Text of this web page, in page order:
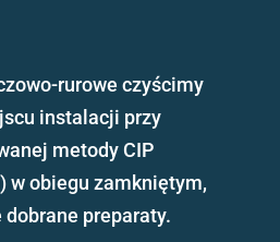
rurowe czyścimy
instalacji przy
metody CIP
w obiegu zamkniętym,
preparaty.